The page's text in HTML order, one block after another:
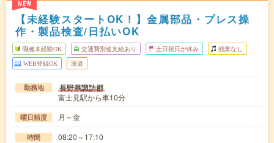
NEW
【未経験スタートOK！】金属部品・プレス操
作・製品検査/日払いOK
職種未経験OK 交通費別途支給あり 土日祝日が休み 残業なし
WEB登録OK 派遣
勤務地 長野県諏訪郡
富士見駅から車10分
曜日頻度 月～金
時間 08:20～17:10